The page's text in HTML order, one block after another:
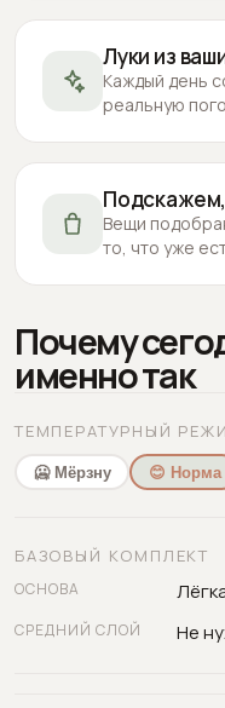
Луки из
Каждый день
реальную
Вещи
то, что уже
Почему
именно так
ТЕМПЕРАТУРНЫЙ
🥶 Мёрзну 😊 Норма
БАЗОВЫЙ КОМПЛЕКТ
ОСНОВА
СРЕДНИЙ СЛОЙ Не